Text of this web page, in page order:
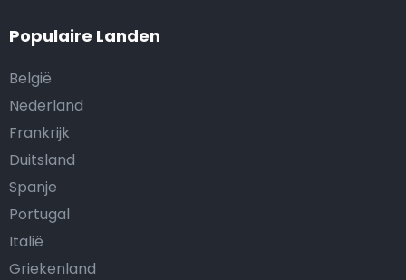
Populaire Landen
België
Nederland
Frankrijk
Duitsland
Spanje
Portugal
Italië
Griekenland